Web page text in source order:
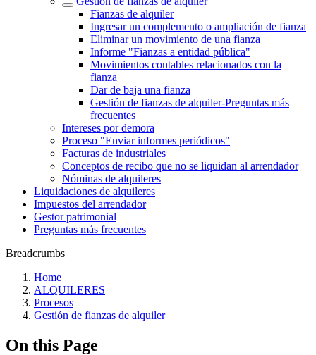
Fianzas de alquiler
Ingresar un complemento o ampliación de fianza
Eliminar un movimiento de una fianza
Informe "Fianzas a entidad pública"
Movimientos contables relacionados con la
fianza
Dar de baja una fianza
Gestión de fianzas de alquiler-Preguntas más
frecuentes
Intereses por demora
Proceso "Enviar informes periódicos"
Facturas de industriales
Conceptos de recibo que no se liquidan al arrendador
Nóminas de alquileres
Liquidaciones de alquileres
Impuestos del arrendador
Gestor patrimonial
Preguntas más frecuentes
Breadcrumbs
Home
ALQUILERES
Procesos
Gestión de fianzas de alquiler
On this Page